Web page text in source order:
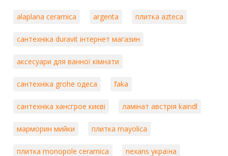
alaplana ceramica argenta плитка azteca
сантехніка duravit інтернет магазин
аксесуари для ванної кімнати
сантехніка grohe одеса faka
сантехніка хансгрое києві ламінат австрія kaindl
марморин мийки плитка mayolica
плитка monopole ceramica nexans україна